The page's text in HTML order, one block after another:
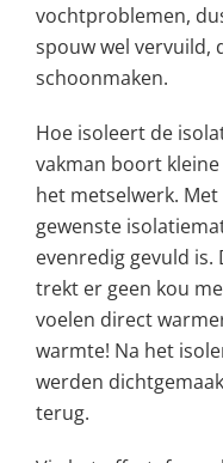
vochtproblemen,
spouw wel vervuild,
schoonmaken.
Hoe isoleert de
vakman boort
het metselwerk.
gewenste
evenredig gevuld
trekt er geen kou
voelen direct
warmte! Na het
werden
terug.